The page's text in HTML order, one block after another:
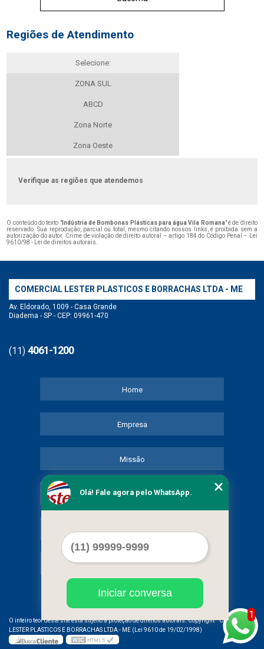
Regiões de Atendimento
Selecione:
ZONA SUL
ABCD
Zona Norte
Zona Oeste
Verifique as regiões que atendemos
O conteúdo do texto "Indústria de Bombonas Plásticas para água Vila Romana" é de direito
reservado. Sua reprodução, parcial ou total, mesmo citando nossos links, é proibida sem a
autorização do autor. Crime de violação de direito autoral – artigo 184 do Código Penal –
Lei
9610/98 - Lei de direitos autorais
COMERCIAL LESTER PLASTICOS E BORRACHAS LTDA - ME
Av. Eldorado, 1009 - Casa Grande
Diadema - SP - CEP: 09961-470
(11) 4061-1200
Home
Empresa
Missão
Serviços
Mapa do site
O inteiro teor deste site está sujeito à proteção de direitos autorais. Copyright COMERCIAL
LESTER PLASTICOS E BORRACHAS LTDA - ME (Lei 9610 de 19/02/1998)
1
Olá! Fale agora pelo WhatsApp.
Iniciar conversa